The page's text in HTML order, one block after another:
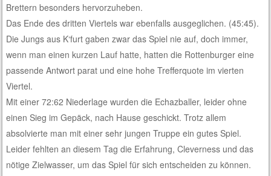
Brettern besonders hervorzuheben.
Das Ende des dritten Viertels war ebenfalls ausgeglichen. (45:45).
Die Jungs aus K‘furt gaben zwar das Spiel nie auf, doch immer,
wenn man einen kurzen Lauf hatte, hatten die Rottenburger eine
passende Antwort parat und eine hohe Trefferquote im vierten
Viertel.
Mit einer 72:62 Niederlage wurden die Echazballer, leider ohne
einen Sieg im Gepäck, nach Hause geschickt. Trotz allem
absolvierte man mit einer sehr jungen Truppe ein gutes Spiel.
Leider fehlten an diesem Tag die Erfahrung, Cleverness und das
nötige Zielwasser, um das Spiel für sich entscheiden zu können.